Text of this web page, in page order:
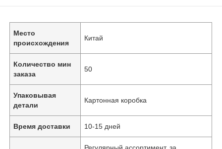
Место
происхождения
Китай
Количество мин
заказа
50
Упаковывая
детали
Картонная коробка
Время доставки 10-15 дней
Регулярный ассортимент, за